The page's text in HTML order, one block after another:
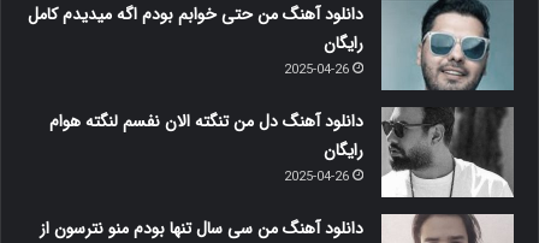
دانلود آهنگ من حتی خوابم بودم اگه میدیدم کامل
رایگان
2025-04-26
دانلود آهنگ دل من تنگته الان نفسم لنگته هوام
رایگان
2025-04-26
دانلود آهنگ من سی سال تنها بودم منو نترسون از